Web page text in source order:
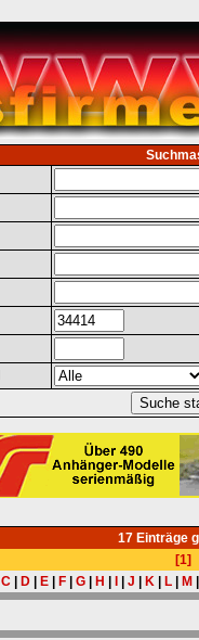
17 Einträge
[1]
C D E F G H J K L M